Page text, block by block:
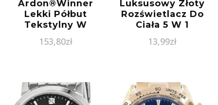
Ardon®Winner
Lekki Półbut
Tekstylny W
Stylistyce White
Czerwony G3382
37
153,80zł
Luksusowy Złoty
Rozświetlacz Do
Ciała 5 W 1
Luxury Golden
13,99zł